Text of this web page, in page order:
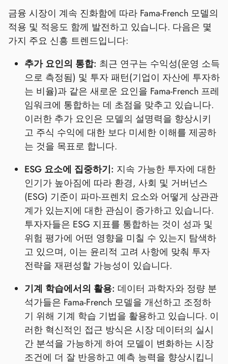
금융 시장이 계속 진화함에 따라 Fama-French 모델의
적용 및 적응도 함께 발전하고 있습니다. 다음은 몇
가지 주요 신흥 트렌드입니다:
추가 요인의 통합: 최근 연구는 수익성(운영 소득
으로 측정됨) 및 투자 패턴(기업이 자산에 투자하
는 비율)과 같은 새로운 요인을 Fama-French 프레
임워크에 통합하는 데 초점을 맞추고 있습니다.
이러한 추가 요인은 모델의 설명력을 향상시키
고 주식 수익에 대한 보다 미세한 이해를 제공하
는 것을 목표로 합니다.
ESG 요소에 집중하기: 지속 가능한 투자에 대한
인기가 높아짐에 따라 환경, 사회 및 거버넌스
(ESG) 기준이 파마-프렌치 요소와 어떻게 상관관
계가 있는지에 대한 관심이 증가하고 있습니다.
투자자들은 ESG 지표를 통합하는 것이 성과 및
위험 평가에 어떤 영향을 미칠 수 있는지 탐색하
고 있으며, 이는 윤리적 고려 사항에 맞춰 투자
전략을 재편성할 가능성이 있습니다.
기계 학습에서의 활용: 데이터 과학자와 정량 분
석가들은 Fama-French 모델을 개선하고 조정하
기 위해 기계 학습 기법을 활용하고 있습니다. 이
러한 혁신적인 접근 방식은 시장 데이터의 실시
간 분석을 가능하게 하여 모델이 변화하는 시장
조건에 더 잘 반응하고 예측 능력을 향상시킵니